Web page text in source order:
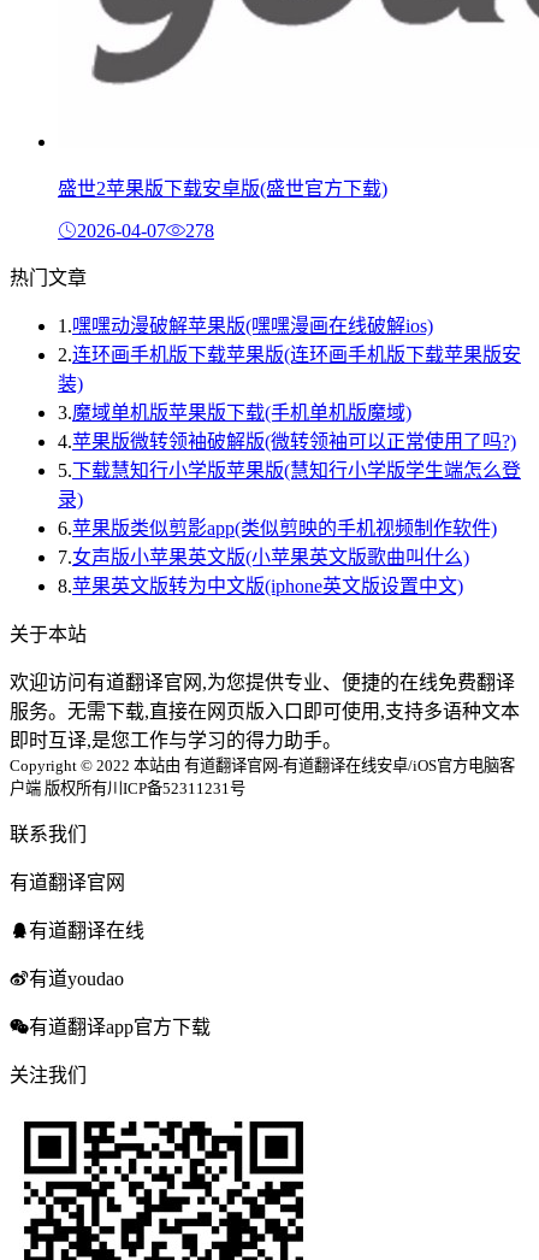
盛世2苹果版下载安卓版(盛世官方下载)
2026-04-07 278
热门文章
1.嘿嘿动漫破解苹果版(嘿嘿漫画在线破解ios)
2.连环画手机版下载苹果版(连环画手机版下载苹果版安
装)
3.魔域单机版苹果版下载(手机单机版魔域)
4.苹果版微转领袖破解版(微转领袖可以正常使用了吗?)
5.下载慧知行小学版苹果版(慧知行小学版学生端怎么登
录)
6.苹果版类似剪影app(类似剪映的手机视频制作软件)
7.女声版小苹果英文版(小苹果英文版歌曲叫什么)
8.苹果英文版转为中文版(iphone英文版设置中文)
关于本站
欢迎访问有道翻译官网,为您提供专业、便捷的在线免费翻译
服务。无需下载,直接在网页版入口即可使用,支持多语种文本
即时互译,是您工作与学习的得力助手。
Copyright © 2022 本站由 有道翻译官网-有道翻译在线安卓/iOS官方电脑客
户端 版权所有川ICP备52311231号
联系我们
有道翻译官网
有道翻译在线
有道youdao
有道翻译app官方下载
关注我们